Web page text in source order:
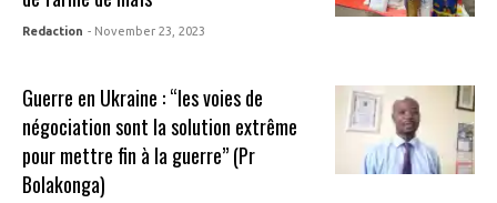
Redaction - November 23, 2023
Guerre en Ukraine : “les voies de
négociation sont la solution extrême
pour mettre fin à la guerre” (Pr
Bolakonga)